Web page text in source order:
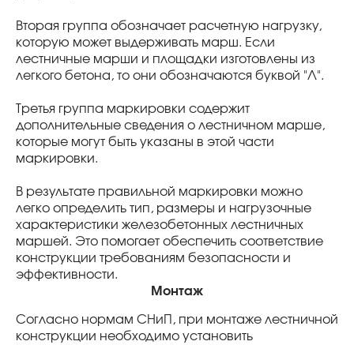
Вторая группа обозначает расчетную нагрузку,
которую может выдерживать марш. Если
лестничные марши и площадки изготовлены из
легкого бетона, то они обозначаются буквой "Л".
Третья группа маркировки содержит
дополнительные сведения о лестничном марше,
которые могут быть указаны в этой части
маркировки.
В результате правильной маркировки можно
легко определить тип, размеры и нагрузочные
характеристики железобетонных лестничных
маршей. Это помогает обеспечить соответствие
конструкции требованиям безопасности и
эффективности.
Монтаж
Согласно нормам СНиП, при монтаже лестничной
конструкции необходимо установить